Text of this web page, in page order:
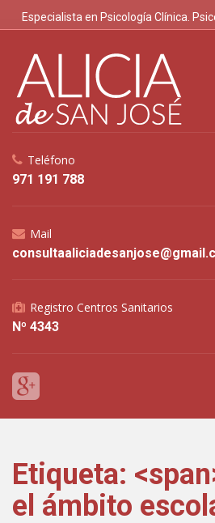
Especialista en Psicología Clínica.
Teléfono
971 191 788
Mail
Registro Centros Sanitarios
Nº 4343
Etiqueta:
el ámbito